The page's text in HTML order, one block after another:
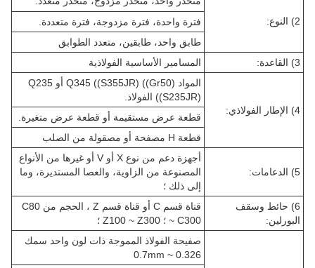
2) النوع:
فترة واحدة، فترة مزدوجة، فترة متعددة.
طابق واحد، طابقين، متعدد الطوابق
3) القاعدة:
المسامير الأساسية الفولاذية
4) الإطار الفولاذي:
المواد Q345 ((S355JR) ((Gr50) أو Q235
((S235JR) الفولاذ.
قطعة عرض مستقيمة أو قطعة عرض متغيرة.
قطعة H مصفحة أو مصقولة من الصلب
5) الدعامات:
أجهزة دعم من نوع X أو V أو غيرها من الأنواع
المصنوعة من الزاوية، والعصا المستديرة، وما
إلى ذلك ؛
6) حائط وسقف
البورلين:
قناة قسم C أو قناة قسم Z ، الحجم من C80
~ C300 ؛ Z100 ~ Z300 ؛
صفيحة الفولاذ المموجة ذات لون واحد سمك
0.326 ~ 0.7mm